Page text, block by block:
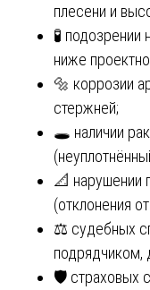
плесени и
🧪 подозрении
ниже
🔩 коррозии
стержней;
🕳️ наличии
📐 нарушении
(отклонения
⚖️ судебных
подрядчиком,
🛡️ страховых